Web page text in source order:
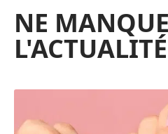
NE
L'ACTUALITÉ